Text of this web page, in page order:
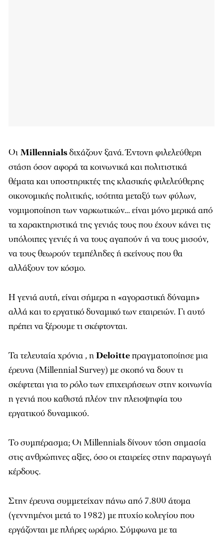
Οι Millennialsδιχάζουν ξανά. Έντονη φιλελεύθερη
στάση όσον αφορά τα κοινωνικά και πολιτιστικά
θέματα και υποστηρικτές της κλασικής φιλελεύθερης
οικονομικής πολιτικής, ισότητα μεταξύ των φύλων,
νομιμοποίηση των ναρκωτικών… είναι μόνο μερικά από
τα χαρακτηριστικά της γενιάς τους που έχουν κάνει τις
υπόλοιπες γενιές ή να τους αγαπούν ή να τους μισούν,
να τους θεωρούν τεμπέληδες ή εκείνους που θα
αλλάξουν τον κόσμο.
Η γενιά αυτή, είναι σήμερα η «αγοραστική δύναμη»
αλλά και το εργατικό δυναμικό των εταιρειών. Γι αυτό
πρέπει να ξέρουμε τι σκέφτονται.
Τα τελευταία χρόνια , ηDeloitteπραγματοποίησε μια
έρευνα (Millennial Survey) με σκοπό να δουν τι
σκέφτεται για το ρόλο των επιχειρήσεων στην κοινωνία
η γενιά που καθιστά πλέον την πλειοψηφία του
εργατικού δυναμικού.
Το συμπέρασμα; Οι Millennials δίνουν τόση σημασία
στις ανθρώπινες αξίες, όσο οι εταιρείες στην παραγωγή
κέρδους.
Στην έρευνα συμμετείχαν πάνω από 7.800 άτομα
(γεννημένοι μετά το 1982) με πτυχίο κολεγίου που
εργάζονται με πλήρες ωράριο. Σύμφωνα με τα